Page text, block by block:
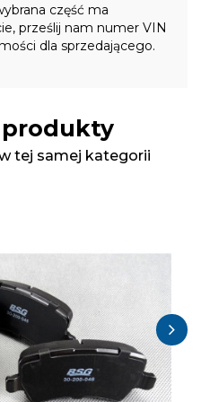
część ma
prześlij nam numer VIN
dla sprzedającego.
tej samej kategorii
›